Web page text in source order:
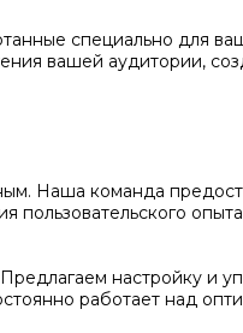
специально для
вашей аудитории,
Наша команда
пользовательского
настройку и
работает над